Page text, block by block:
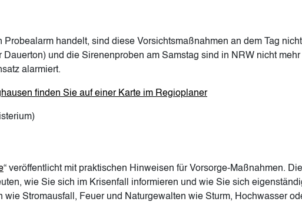
Probealarm handelt, sind diese Vorsichtsmaßnahmen an dem Tag
und die Sirenenproben am Samstag sind in NRW nicht
alarmiert.
finden Sie auf einer Karte im Regioplaner
“ veröffentlicht mit praktischen Hinweisen für Vorsorge-Maßnahmen.
wie Sie sich im Krisenfall informieren und wie Sie sich
Stromausfall, Feuer und Naturgewalten wie Sturm, Hochwasser